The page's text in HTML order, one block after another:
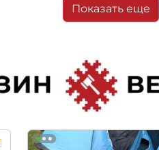
Показать еще